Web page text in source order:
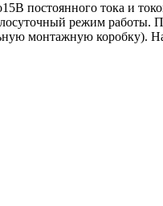
постоянного тока и
режим работы.
монтажную коробку).